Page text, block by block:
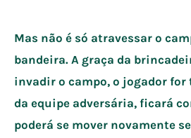
Mas não é só atravessar o
bandeira. A graça da
invadir o campo, o jogador for
da equipe adversária, ficará
poderá se mover novamente